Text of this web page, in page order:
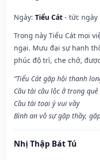
Ngày: Tiểu Cát - tức ngày
Trong này Tiểu Cát mọi
ngại. Mưu đại sự hanh
phúc độ trì, che chở,
“Tiểu Cát gặp hội thanh
Cầu tài cầu lộc ở trong quẻ
Cầu tài toại ý vui vầy
Bình an vô sự gặp thầy,
Nhị Thập Bát Tú